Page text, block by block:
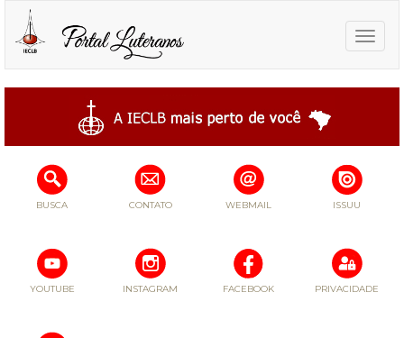
Toggle
BUSCA CONTATO WEBMAIL ISSUU
YOUTUBE INSTAGRAM FACEBOOK PRIVACIDADE